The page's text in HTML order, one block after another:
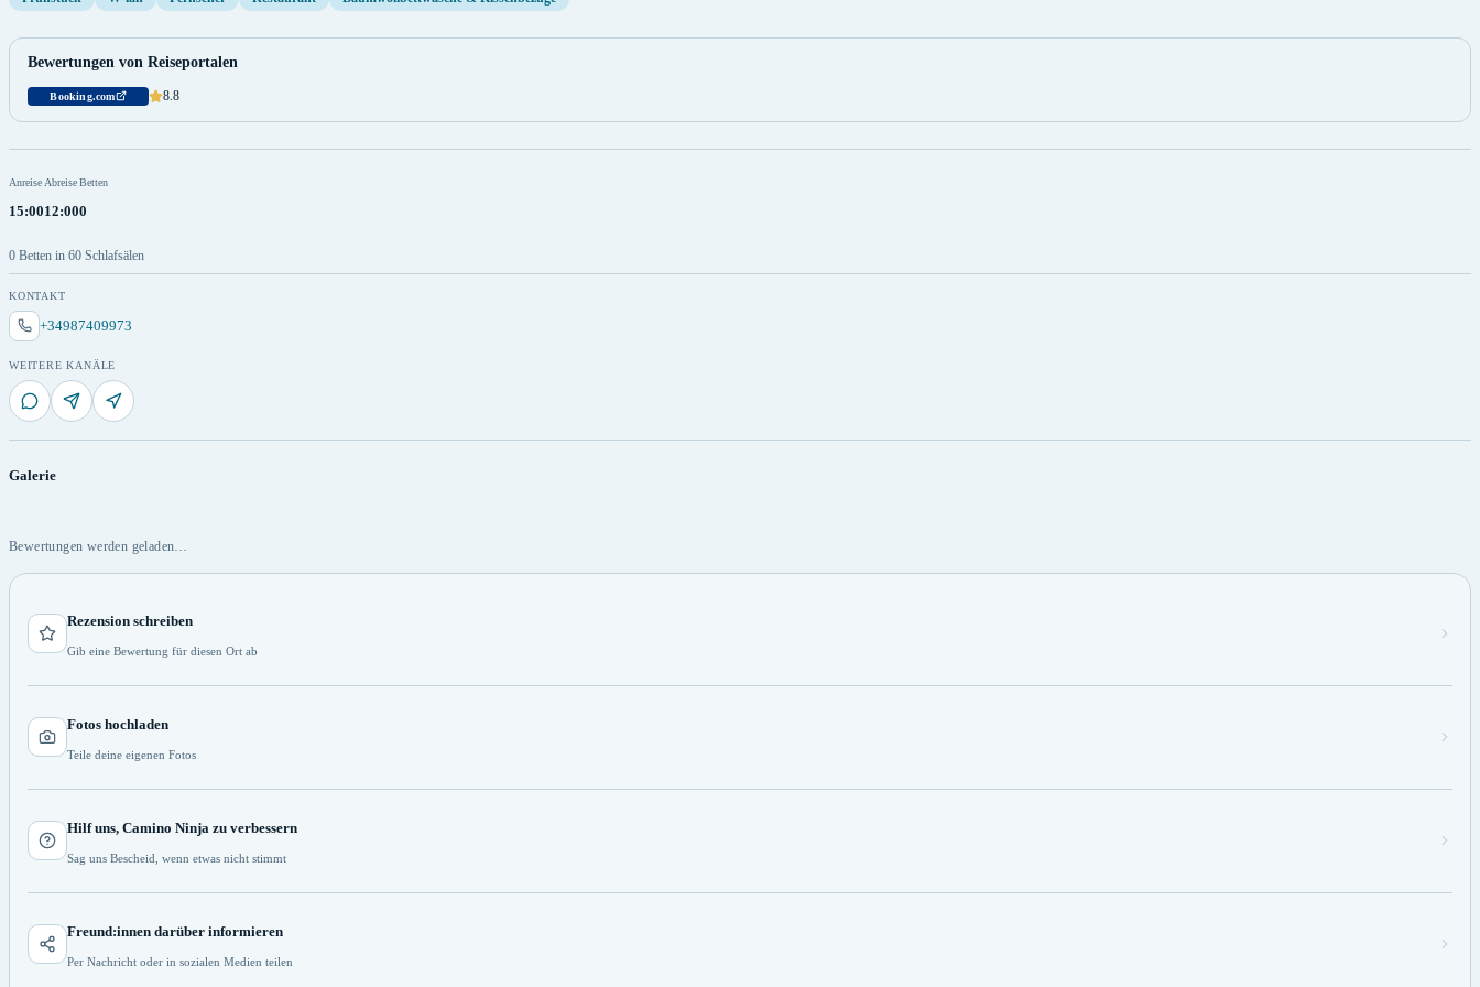
Bewertungen von Reiseportalen
Booking.com 8.8
Anreise
15:00
Abreise
12:00
Betten
0
0 Betten in 60 Schlafsälen
KONTAKT
+34987409973
WEITERE KANÄLE
Galerie
Bewertungen werden geladen…
Rezension schreiben
Gib eine Bewertung für diesen Ort ab
Fotos hochladen
Teile deine eigenen Fotos
Hilf uns, Camino Ninja zu verbessern
Sag uns Bescheid, wenn etwas nicht stimmt
Freund:innen darüber informieren
Per Nachricht oder in sozialen Medien teilen